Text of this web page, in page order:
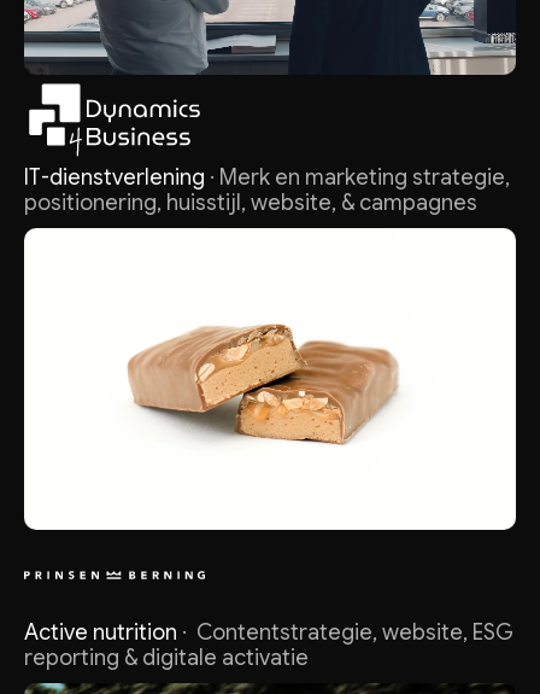
IT-dienstverlening · Merk en marketing strategie,
positionering, huisstijl, website, & campagnes
Active nutrition · Contentstrategie, website, ESG
reporting & digitale activatie